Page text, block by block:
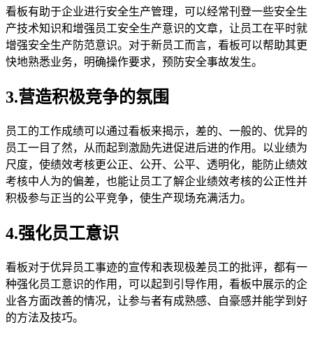
看板有助于企业进行安全生产管理，可以经常刊登一些安全生
产技术知识和增强员工安全生产意识的文章，让员工在平时就
增强安全生产防范意识。对于新员工而言，看板可以帮助其更
快地熟悉业务，明确操作要求，预防安全事故发生。
3.营造积极竞争的氛围
员工的工作成绩可以通过看板来揭示，差的、一般的、优异的
员工一目了然，从而起到激励先进促进后进的作用。以业绩为
尺度，使绩效考核更公正、公开、公平、透明化，能防止绩效
考核中人为的偏差，也能让员工了解企业绩效考核的公正性并
积极参与正当的公平竞争，使生产现场充满活力。
4.强化员工意识
看板对于优异员工事迹的宣传和表现极差员工的批评，都有一
种强化员工意识的作用，可以起到引导作用，看板中展示的企
业各方面改善的情况，让参与者有成熟感、自豪感并能学到好
的方法及技巧。